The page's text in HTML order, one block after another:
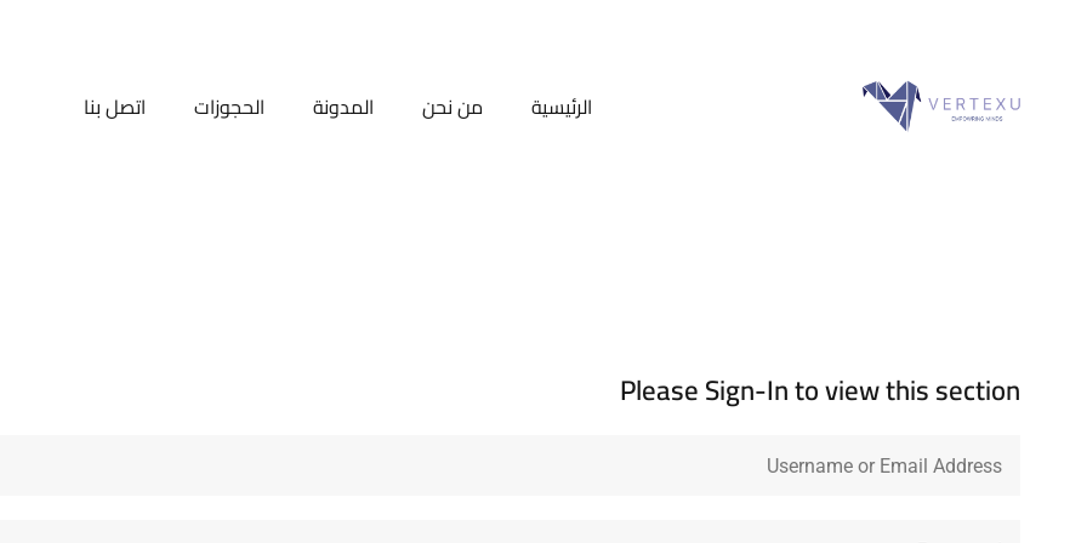
الرئيسية من نحن المدونة الحجوزات اتصل بنا
Please Sign-In to view this section